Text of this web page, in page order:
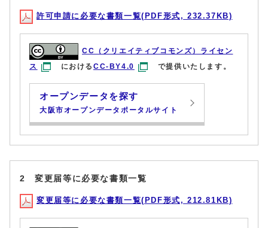
許可申請に必要な書類一覧(PDF形式, 232.37KB)
CC（クリエイティブコモンズ）ライセン
ス
におけるCC-BY4.0 で提供いたします。
オープンデータを探す
大阪市オープンデータポータルサイト
2 変更届等に必要な書類一覧
変更届等に必要な書類一覧(PDF形式, 212.81KB)